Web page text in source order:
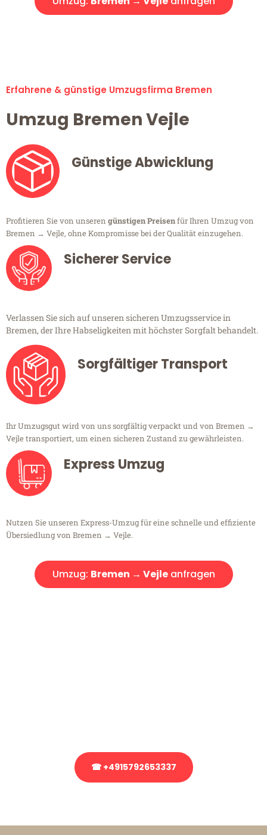
Erfahrene & günstige Umzugsfirma Bremen
Umzug Bremen Vejle
Günstige Abwicklung
Profitieren Sie von unseren günstigen Preisenfür Ihren Umzug von
Bremen → Vejle, ohne Kompromisse bei der Qualität einzugehen.
Sicherer Service
Verlassen Sie sich auf unseren sicheren Umzugsservice in
Bremen, der Ihre Habseligkeiten mit höchster Sorgfalt behandelt.
Sorgfältiger Transport
Ihr Umzugsgut wird von uns sorgfältig verpackt und von Bremen →
Vejle transportiert, um einen sicheren Zustand zu gewährleisten.
Express Umzug
Nutzen Sie unseren Express-Umzug für eine schnelle und effiziente
Übersiedlung von Bremen → Vejle.
Umzug: Bremen → Vejleanfragen
☎ +4915792653337